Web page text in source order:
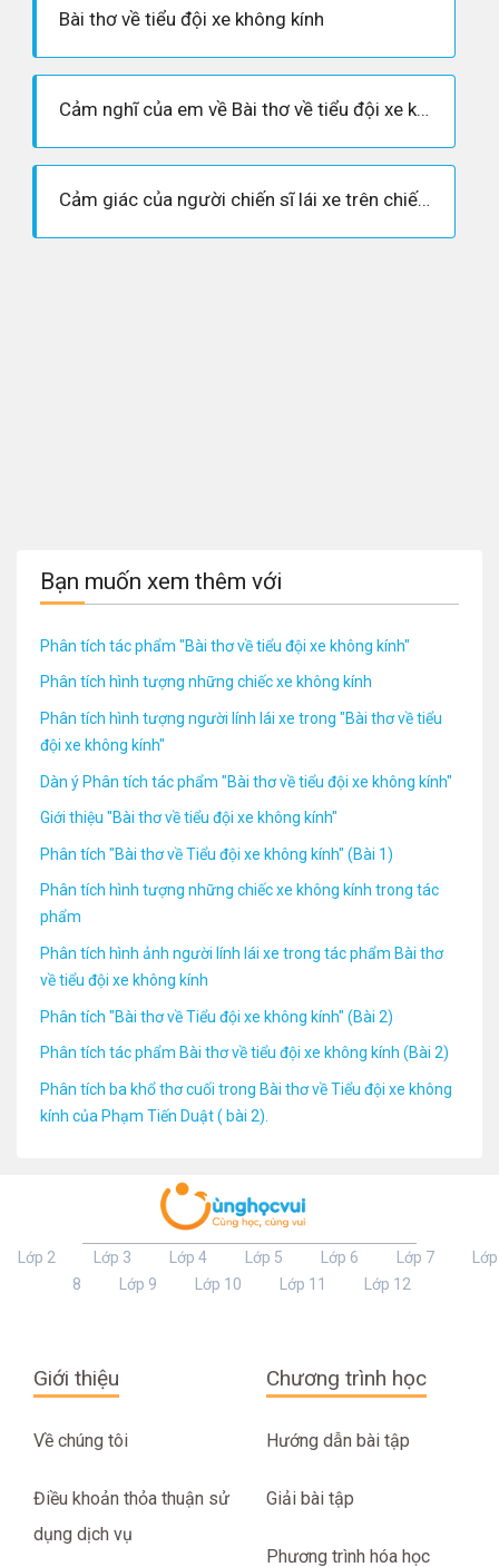
Bài thơ về tiểu đội xe không kính
Cảm nghĩ của em về Bài thơ về tiểu đội xe không kính
Cảm giác của người chiến sĩ lái xe trên chiếc xe không kính
Bạn muốn xem thêm với
Phân tích tác phẩm "Bài thơ về tiểu đội xe không kính"
Phân tích hình tượng những chiếc xe không kính
Phân tích hình tượng người lính lái xe trong "Bài thơ về tiểu
đội xe không kính"
Dàn ý Phân tích tác phẩm "Bài thơ về tiểu đội xe không kính"
Giới thiệu "Bài thơ về tiểu đội xe không kính"
Phân tích "Bài thơ về Tiểu đội xe không kính" (Bài 1)
Phân tích hình tượng những chiếc xe không kính trong tác
phẩm
Phân tích hình ảnh người lính lái xe trong tác phẩm Bài thơ
về tiểu đội xe không kính
Phân tích "Bài thơ về Tiểu đội xe không kính" (Bài 2)
Phân tích tác phẩm Bài thơ về tiểu đội xe không kính (Bài 2)
Phân tích ba khổ thơ cuối trong Bài thơ về Tiểu đội xe không
kính của Phạm Tiến Duật ( bài 2).
Lớp 2 Lớp 3 Lớp 4 Lớp 5 Lớp 6 Lớp 7
Lớp
8
Lớp 9 Lớp 10 Lớp 11 Lớp 12
Giới thiệu
Về chúng tôi
Điều khoản thỏa thuận sử
dụng dịch vụ
Chương trình học
Hướng dẫn bài tập
Giải bài tập
Phương trình hóa học